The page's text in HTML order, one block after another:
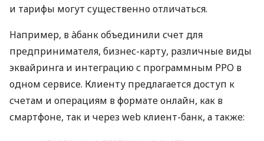
и тарифы могут существенно отличаться.
Например, в àбанк объединили счет для
предпринимателя, бизнес-карту, различные виды
эквайринга и интеграцию с программным РРО в
одном сервисе. Клиенту предлагается доступ к
счетам и операциям в формате онлайн, как в
смартфоне, так и через web клиент-банк, а также: